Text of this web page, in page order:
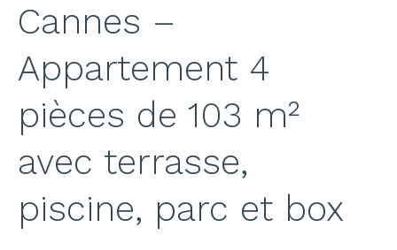
Cannes –
Appartement 4
pièces de 103 m²
avec terrasse,
piscine, parc et box